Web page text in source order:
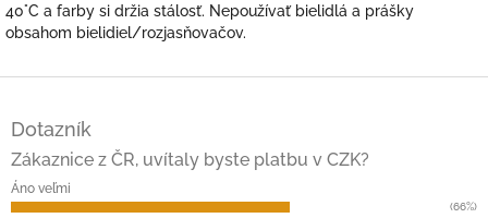
40°C a farby si držia stálosť. Nepoužívať bielidlá a prášky
obsahom bielidiel/rozjasňovačov.
Dotazník
Zákaznice z ČR, uvítaly byste platbu v CZK?
Áno veľmi
(66%)